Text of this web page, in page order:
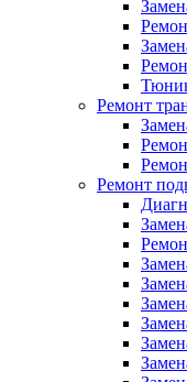
Ремонт
Ремонт